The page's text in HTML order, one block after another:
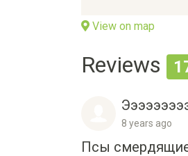
View on map
Reviews
8 years ago
Псы смердящие